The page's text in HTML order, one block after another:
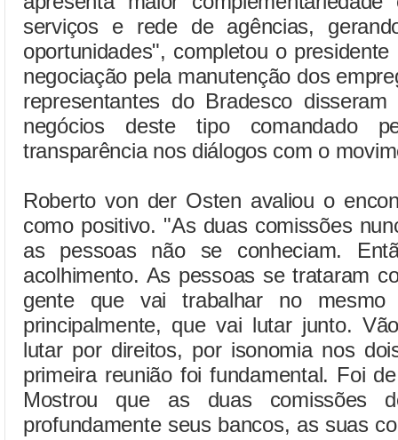
serviços e rede de agências,
oportunidades", completou o
negociação pela manutenção dos
representantes do Bradesco
negócios deste tipo comandado
transparência nos diálogos com o
Roberto von der Osten avaliou o
como positivo. "As duas comissões
as pessoas não se conheciam.
acolhimento. As pessoas se trataram
gente que vai trabalhar no mesmo
principalmente, que vai lutar junto.
lutar por direitos, por isonomia nos
primeira reunião foi fundamental. Foi
Mostrou que as duas comissões
profundamente seus bancos, as suas